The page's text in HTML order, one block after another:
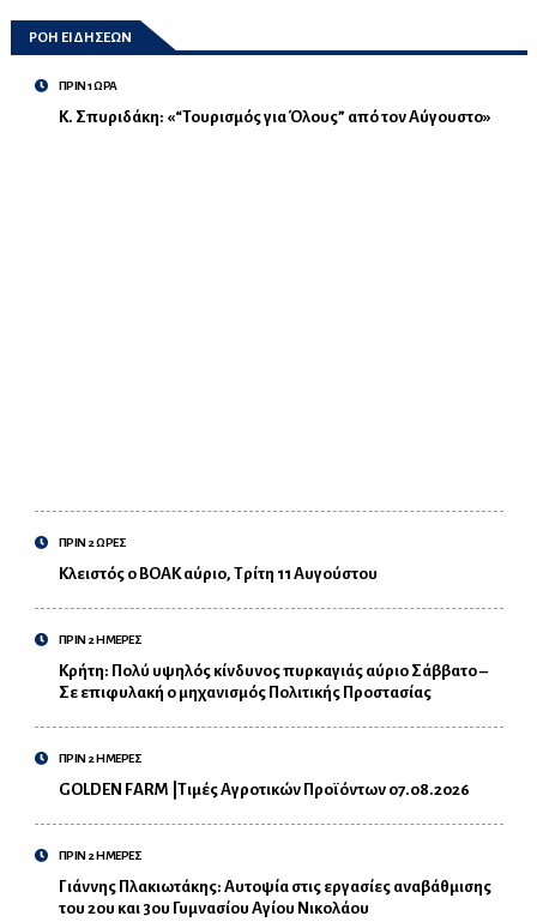
ΡΟΗ ΕΙΔΗΣΕΩΝ
ΠΡΙΝ 1 ΩΡΑ
Κ. Σπυριδάκη: «“Τουρισμός για Όλους” από τον Αύγουστο»
ΠΡΙΝ 2 ΩΡΕΣ
Κλειστός ο ΒΟΑΚ αύριο, Τρίτη 11 Αυγούστου
ΠΡΙΝ 2 ΗΜΕΡΕΣ
Κρήτη: Πολύ υψηλός κίνδυνος πυρκαγιάς αύριο Σάββατο –
Σε επιφυλακή ο μηχανισμός Πολιτικής Προστασίας
ΠΡΙΝ 2 ΗΜΕΡΕΣ
GOLDEN FARM |Τιμές Αγροτικών Προϊόντων 07.08.2026
ΠΡΙΝ 2 ΗΜΕΡΕΣ
Γιάννης Πλακιωτάκης: Αυτοψία στις εργασίες αναβάθμισης
του 2ου και 3ου Γυμνασίου Αγίου Νικολάου